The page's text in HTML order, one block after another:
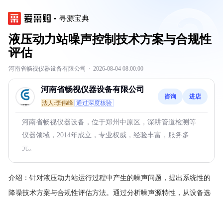
寻源宝典
液压动力站噪声控制技术方案与合规性
评估
河南省畅视仪器设备有限公司 · 2026-08-04 08:00:00
河南省畅视仪器设备有限公司
法人:李伟峰 通过深度核验
咨询 进店
河南省畅视仪器设备，位于郑州中原区，深耕管道检测等
仪器领域，2014年成立，专业权威，经验丰富，服务多
元。
介绍： 针对液压动力站运行过程中产生的噪声问题，提出系统性的
降噪技术方案与合规性评估方法。通过分析噪声源特性，从设备选